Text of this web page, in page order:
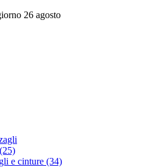
26 agosto
e cinture (34)